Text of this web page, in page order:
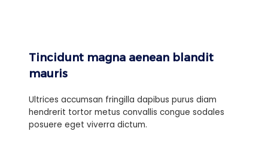
Tincidunt magna aenean blandit
mauris
Ultrices accumsan fringilla dapibus purus diam
hendrerit tortor metus convallis congue sodales
posuere eget viverra dictum.